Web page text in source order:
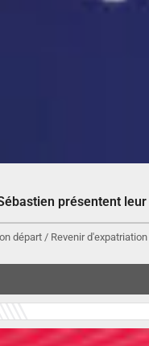
présentent
départ / Revenir d'expatriation